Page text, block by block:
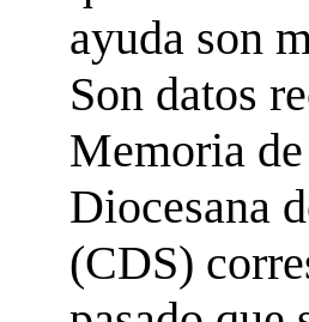
ayuda son
Son datos
Memoria
Diocesana
(CDS)